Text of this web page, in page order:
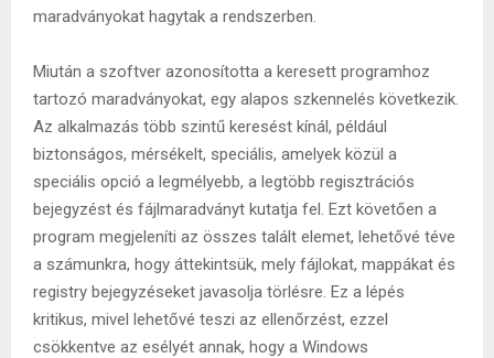
maradványokat hagytak a rendszerben.
Miután a szoftver azonosította a keresett programhoz
tartozó maradványokat, egy alapos szkennelés következik.
Az alkalmazás több szintű keresést kínál, például
biztonságos, mérsékelt, speciális, amelyek közül a
speciális opció a legmélyebb, a legtöbb regisztrációs
bejegyzést és fájlmaradványt kutatja fel. Ezt követően a
program megjeleníti az összes talált elemet, lehetővé téve
a számunkra, hogy áttekintsük, mely fájlokat, mappákat és
registry bejegyzéseket javasolja törlésre. Ez a lépés
kritikus, mivel lehetővé teszi az ellenőrzést, ezzel
csökkentve az esélyét annak, hogy a Windows